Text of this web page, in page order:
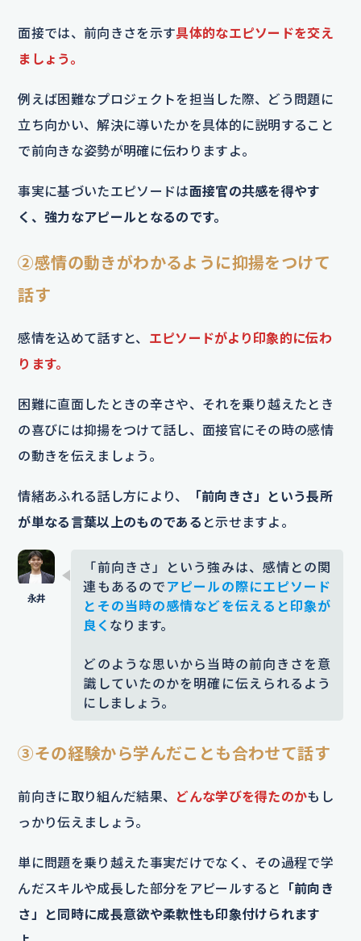
面接では、前向きさを示す具体的なエピソードを交え
ましょう。
例えば困難なプロジェクトを担当した際、どう問題に
立ち向かい、解決に導いたかを具体的に説明すること
で前向きな姿勢が明確に伝わりますよ。
事実に基づいたエピソードは面接官の共感を得やす
く、強力なアピールとなるのです。
②感情の動きがわかるように抑揚をつけて
話す
感情を込めて話すと、 エピソードがより印象的に伝わ
ります。
困難に直面したときの辛さや、それを乗り越えたとき
の喜びには抑揚をつけて話し、面接官にその時の感情
の動きを伝えましょう。
情緒あふれる話し方により、
「前向きさ」という長所
が単なる言葉以上のものである と示せますよ。
「前向きさ」という強みは、感情との関
連もあるので アピールの際にエピソード
とその当時の感情などを伝えると印象が
良く なります。
どのような思いから当時の前向きさを意
識していたのかを明確に伝えられるよう
にしましょう。
③その経験から学んだことも合わせて話す
前向きに取り組んだ結果、 どんな学びを得たのかもし
っかり伝えましょう。
単に問題を乗り越えた事実だけでなく、その過程で学
んだスキルや成長した部分をアピールすると
「前向き
さ」と同時に成長意欲や柔軟性も印象付けられます